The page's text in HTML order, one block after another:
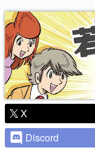
X
Discord
ピックア